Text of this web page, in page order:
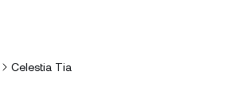
Celestia Tia